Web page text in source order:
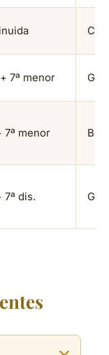
C°
7ª menor G7
7ª menor Bø /
7ª dis.